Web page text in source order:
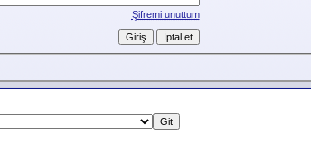
Şifremi unuttum